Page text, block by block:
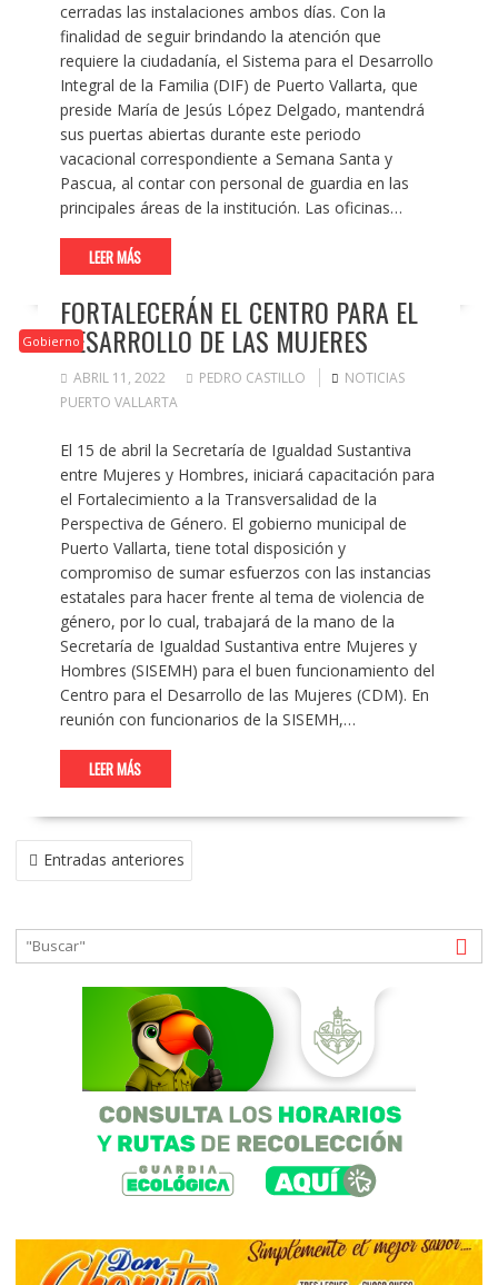
cerradas las instalaciones ambos días. Con la
finalidad de seguir brindando la atención que
requiere la ciudadanía, el Sistema para el Desarrollo
Integral de la Familia (DIF) de Puerto Vallarta, que
preside María de Jesús López Delgado, mantendrá
sus puertas abiertas durante este periodo
vacacional correspondiente a Semana Santa y
Pascua, al contar con personal de guardia en las
principales áreas de la institución. Las oficinas…
LEER MÁS
Gobierno
FORTALECERÁN EL CENTRO PARA EL
DESARROLLO DE LAS MUJERES
ABRIL 11, 2022 PEDRO CASTILLO
NOTICIAS
PUERTO VALLARTA
El 15 de abril la Secretaría de Igualdad Sustantiva
entre Mujeres y Hombres, iniciará capacitación para
el Fortalecimiento a la Transversalidad de la
Perspectiva de Género. El gobierno municipal de
Puerto Vallarta, tiene total disposición y
compromiso de sumar esfuerzos con las instancias
estatales para hacer frente al tema de violencia de
género, por lo cual, trabajará de la mano de la
Secretaría de Igualdad Sustantiva entre Mujeres y
Hombres (SISEMH) para el buen funcionamiento del
Centro para el Desarrollo de las Mujeres (CDM). En
reunión con funcionarios de la SISEMH,…
LEER MÁS
NAVEGACIÓN
DE Entradas anteriores